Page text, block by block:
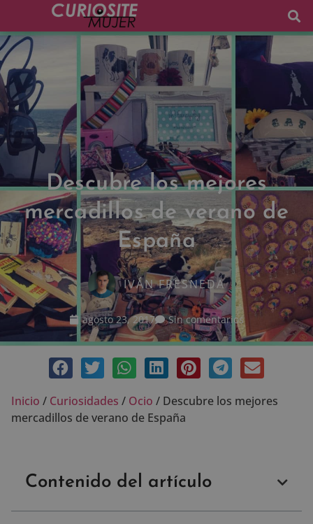
Descubre los mejores
mercadillos de verano de
España
IVÁN FRESNEDA
agosto 23, 2017 Sin comentarios
Inicio / Curiosidades / Ocio / Descubre los mejores
mercadillos de verano de España
Contenido del artículo